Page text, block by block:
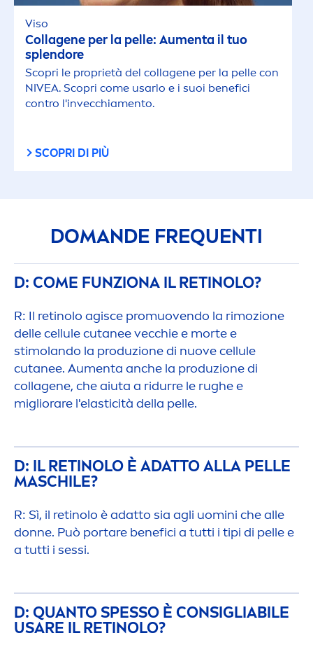
Viso
Collagene per la pelle: Aumenta il tuo
splendore
Scopri le proprietà del collagene per la pelle con
NIVEA. Scopri come usarlo e i suoi benefici
contro l'invecchiamento.
SCOPRI DI PIÙ
DOMANDE FREQUENTI
D: COME FUNZIONA IL RETINOLO?
R: Il retinolo agisce promuovendo la rimozione
delle cellule cutanee vecchie e morte e
stimolando la produzione di nuove cellule
cutanee. Aumenta anche la produzione di
collagene, che aiuta a ridurre le rughe e
migliorare l'elasticità della pelle.
D: IL RETINOLO È ADATTO ALLA PELLE
MASCHILE?
R: Sì, il retinolo è adatto sia agli uomini che alle
donne. Può portare benefici a tutti i tipi di pelle e
a tutti i sessi.
D: QUANTO SPESSO È CONSIGLIABILE
USARE IL RETINOLO?